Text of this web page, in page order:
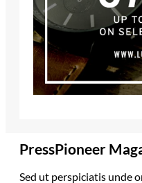
PressPioneer
Sed ut perspiciatis unde